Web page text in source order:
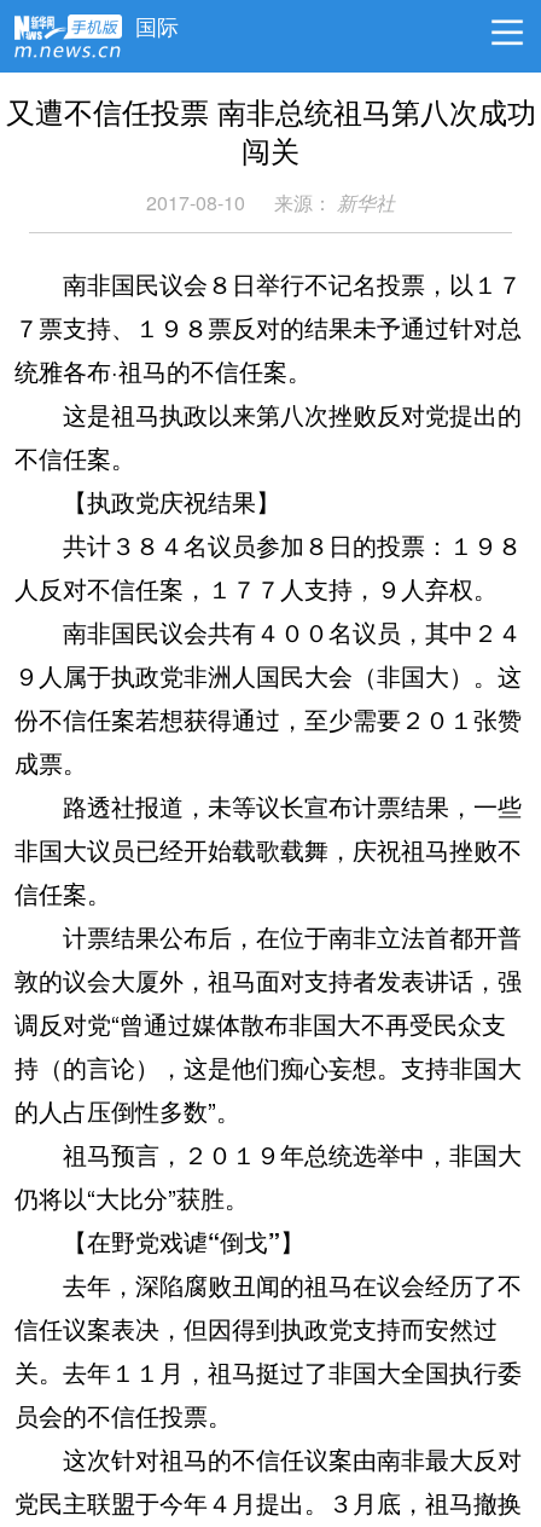
国际
又遭不信任投票 南非总统祖马第八次成功
闯关
2017-08-10 来源： 新华社
南非国民议会８日举行不记名投票，以１７
７票支持、１９８票反对的结果未予通过针对总
统雅各布·祖马的不信任案。
这是祖马执政以来第八次挫败反对党提出的
不信任案。
【执政党庆祝结果】
共计３８４名议员参加８日的投票：１９８
人反对不信任案，１７７人支持，９人弃权。
南非国民议会共有４００名议员，其中２４
９人属于执政党非洲人国民大会（非国大）。这
份不信任案若想获得通过，至少需要２０１张赞
成票。
路透社报道，未等议长宣布计票结果，一些
非国大议员已经开始载歌载舞，庆祝祖马挫败不
信任案。
计票结果公布后，在位于南非立法首都开普
敦的议会大厦外，祖马面对支持者发表讲话，强
调反对党“曾通过媒体散布非国大不再受民众支
持（的言论），这是他们痴心妄想。支持非国大
的人占压倒性多数”。
祖马预言，２０１９年总统选举中，非国大
仍将以“大比分”获胜。
【在野党戏谑“倒戈”】
去年，深陷腐败丑闻的祖马在议会经历了不
信任议案表决，但因得到执政党支持而安然过
关。去年１１月，祖马挺过了非国大全国执行委
员会的不信任投票。
这次针对祖马的不信任议案由南非最大反对
党民主联盟于今年４月提出。３月底，祖马撤换